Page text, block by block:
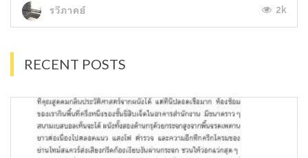
รวีภาคย์ 2k
RECENT POSTS